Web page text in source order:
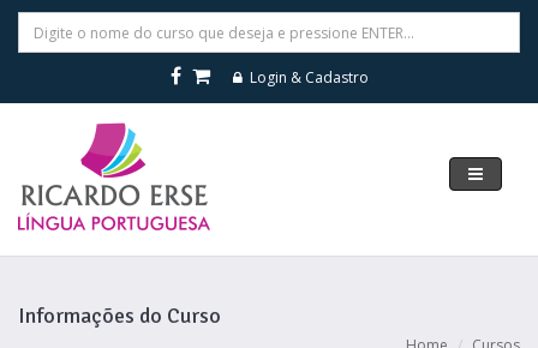
Login & Cadastro
Navegar
Informações do Curso